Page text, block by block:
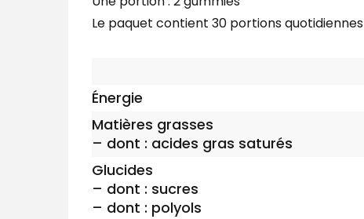
Le paquet contient 30 portions quotidiennes
Énergie
Matières grasses
– dont : acides gras saturés
Glucides
– dont : sucres
– dont : polyols